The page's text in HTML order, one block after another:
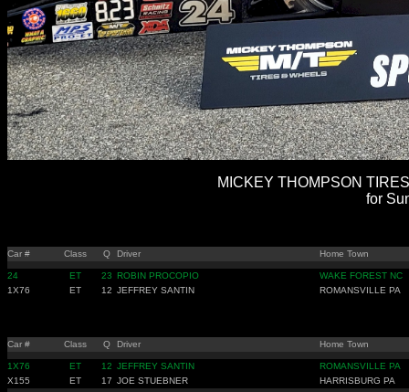
MICKEY THOMPSON
for
Car # Class Q Driver Home Town
24 ET 23 ROBIN PROCOPIO
WAKE FOREST NC
1X76
ET 12 JEFFREY SANTIN ROMANSVILLE PA
Car # Class Q Driver Home Town
1X76 ET 12 JEFFREY SANTIN
ROMANSVILLE PA
X155
ET 17 JOE STUEBNER HARRISBURG PA